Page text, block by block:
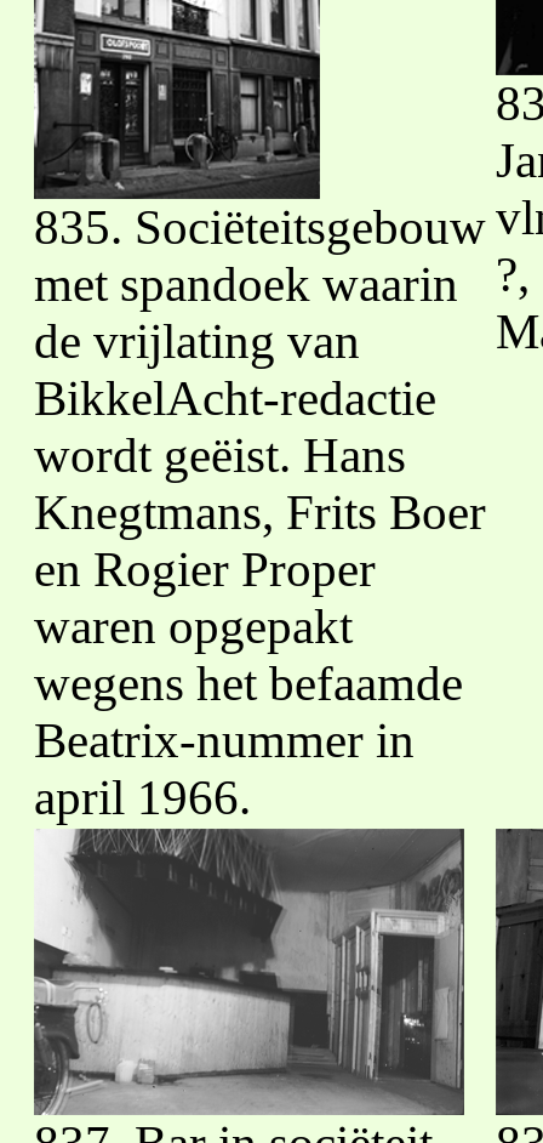
835. Sociëteitsgebouw
met spandoek waarin
de vrijlating van
BikkelAcht-redactie
wordt geëist. Hans
Knegtmans, Frits Boer
en Rogier Proper
waren opgepakt
wegens het befaamde
Beatrix-nummer in
april 1966.